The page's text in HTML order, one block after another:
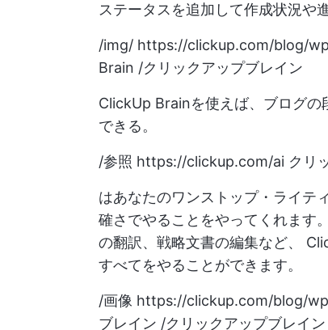
ステータスを追加して作成状況や
/img/ https://clickup.com/blog/
Brain /クリックアップブレイン
ClickUp Brainを使えば、ブログの
できる。
/参照 https://clickup.com/ai クリ
はあなたのワンストップ・ライテ
確さでやることをやってくれます
の翻訳、戦略文書の編集など、
すべてをやることができます。
/画像 https://clickup.com/blog/
ブレイン /クリックアップブレイン